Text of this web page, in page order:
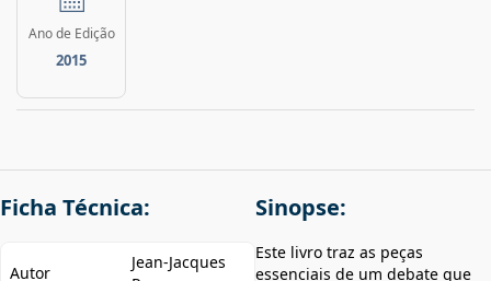
Ano de Edição
2015
Ficha Técnica:
Autor
Jean-Jacques
Sinopse:
Este livro traz as peças
essenciais de um debate que